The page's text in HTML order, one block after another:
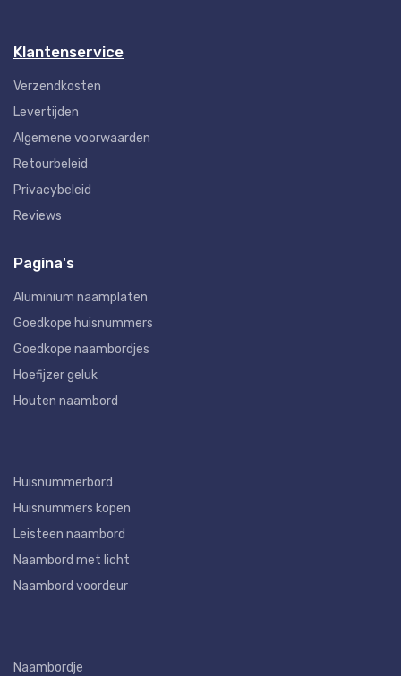
Klantenservice
Verzendkosten
Levertijden
Algemene voorwaarden
Retourbeleid
Privacybeleid
Reviews
Pagina's
Aluminium naamplaten
Goedkope huisnummers
Goedkope naambordjes
Hoefijzer geluk
Houten naambord
Huisnummerbord
Huisnummers kopen
Leisteen naambord
Naambord met licht
Naambord voordeur
Naambordje